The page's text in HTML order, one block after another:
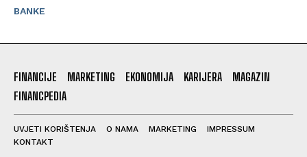
BANKE
FINANCIJE MARKETING EKONOMIJA KARIJERA
MAGAZIN
FINANCPEDIA
UVJETI KORIŠTENJA O NAMA MARKETING
IMPRESSUM
KONTAKT